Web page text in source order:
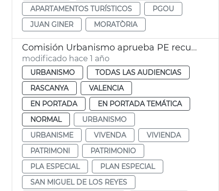
APARTAMENTOS TURÍSTICOS
PGOU
JUAN GINER
MORATÒRIA
Comisión Urbanismo aprueba PE recuperación entorno San Miguel de los Reyes
modificado hace 1 año
URBANISMO
TODAS LAS AUDIENCIAS
RASCANYA
VALENCIA
EN PORTADA
EN PORTADA TEMÁTICA
NORMAL
URBANISMO
URBANISME
VIVENDA
VIVIENDA
PATRIMONI
PATRIMONIO
PLA ESPECIAL
PLAN ESPECIAL
SAN MIGUEL DE LOS REYES